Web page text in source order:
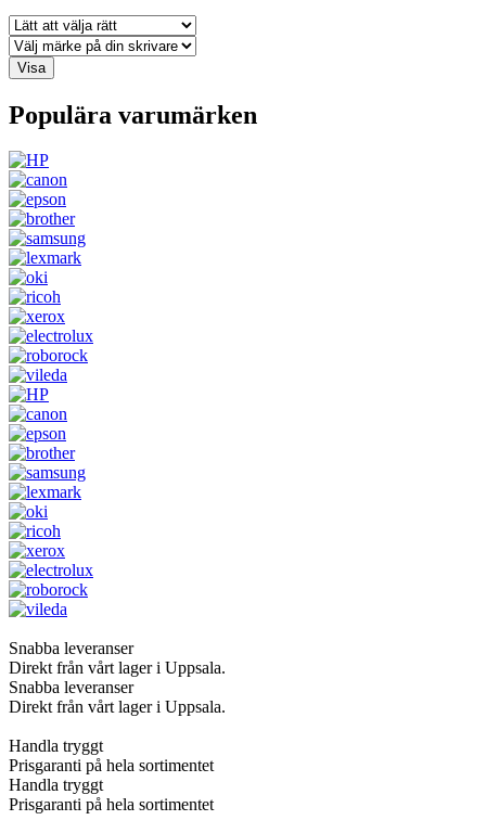
Visa
Populära varumärken
Snabba leveranser
Direkt från vårt lager i Uppsala.
Snabba leveranser
Direkt från vårt lager i Uppsala.
Handla tryggt
Prisgaranti på hela sortimentet
Handla tryggt
Prisgaranti på hela sortimentet